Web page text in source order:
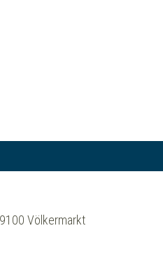
Völkermarkt